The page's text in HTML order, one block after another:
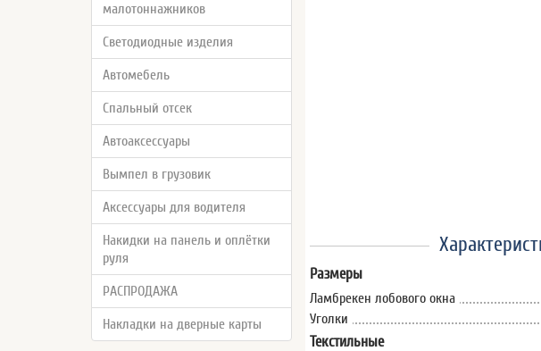
малотоннажников
Светодиодные изделия
Автомебель
Спальный отсек
Автоаксессуары
Вымпел в грузовик
Аксессуары для водителя
Накидки на панель и оплётки
руля
РАСПРОДАЖА
Накладки на дверные карты
Размеры
Ламбрекен лобового окна
Уголки
Текстильные